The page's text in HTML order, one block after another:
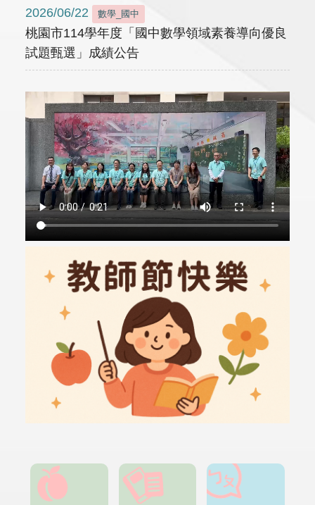
2026/06/22 數學_國中
桃園市114學年度「國中數學領域素養導向優良
試題甄選」成績公告